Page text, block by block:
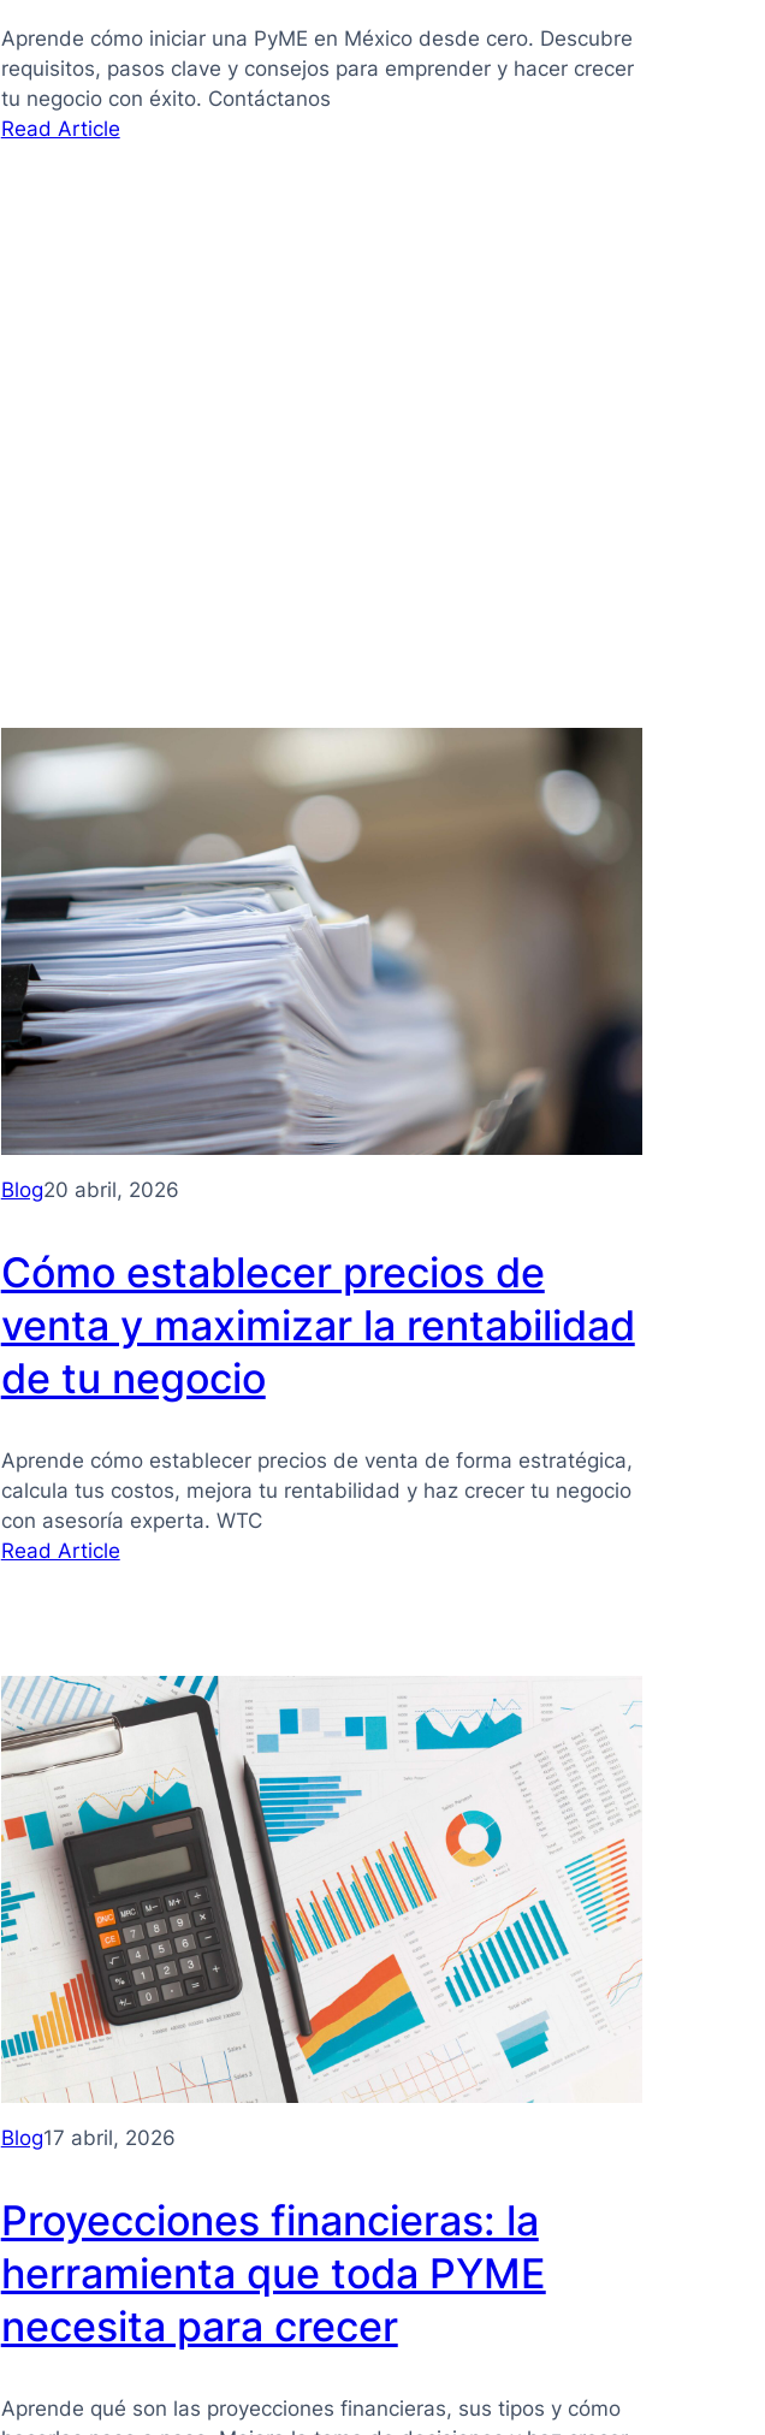
Aprende cómo iniciar una PyME en México desde cero. Descubre
requisitos, pasos clave y consejos para emprender y hacer crecer
tu negocio con éxito. Contáctanos
Read Article:
Blog20 abril, 2026
Cómo establecer precios de
venta y maximizar la rentabilidad
de tu negocio
Aprende cómo establecer precios de venta de forma estratégica,
calcula tus costos, mejora tu rentabilidad y haz crecer tu negocio
con asesoría experta. WTC
Read Article:
de
venta
y
maximizar
la
rentabilidad
de
tu
negocio
Blog17 abril, 2026
Proyecciones financieras: la
herramienta que toda PYME
necesita para crecer
Aprende qué son las proyecciones financieras, sus tipos y cómo